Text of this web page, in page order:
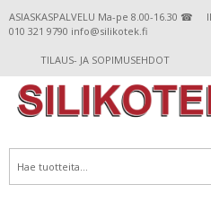
ASIASKASPALVELU Ma-pe 8.00-16.30 ☎
010 321 9790 info@silikotek.fi
TILAUS- JA SOPIMUSEHDOT